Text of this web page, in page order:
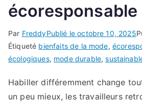
écoresponsable
Par FreddyPublié leoctobre 10, 2025
Étiqueté bienfaits de la mode,
écologiques, mode durable,
Habiller différemment change
un peu mieux, les travailleurs